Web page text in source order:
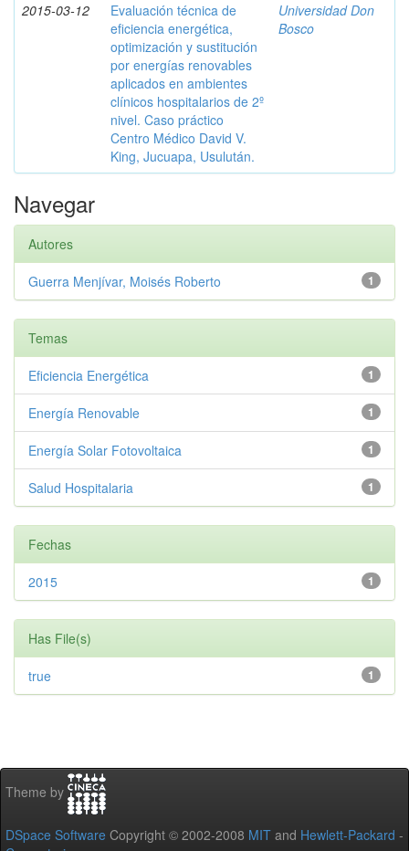
2015-03-12
Evaluación técnica de
eficiencia energética,
optimización y sustitución
por energías renovables
aplicados en ambientes
clínicos hospitalarios de 2º
nivel. Caso práctico
Centro Médico David V.
King, Jucuapa, Usulután.
Universidad Don
Bosco
Navegar
Autores
1
Guerra Menjívar, Moisés Roberto
Temas
1
Eficiencia Energética
1
Energía Renovable
1
Energía Solar Fotovoltaica
1
Salud Hospitalaria
Fechas
1
2015
Has File(s)
1
true
Theme by
DSpace Software Copyright © 2002-2008 MIT and Hewlett-Packard -